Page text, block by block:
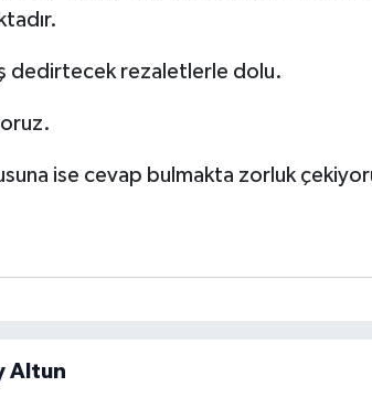
dedirtecek rezaletlerle dolu.
ise cevap bulmakta zorluk
Altun